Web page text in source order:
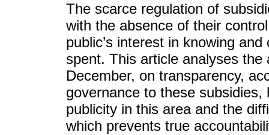
The scarce regulation of
with the absence of their
public’s interest in knowing
spent. This article analyses
December, on transparency,
governance to these
publicity in this area and the
which prevents true